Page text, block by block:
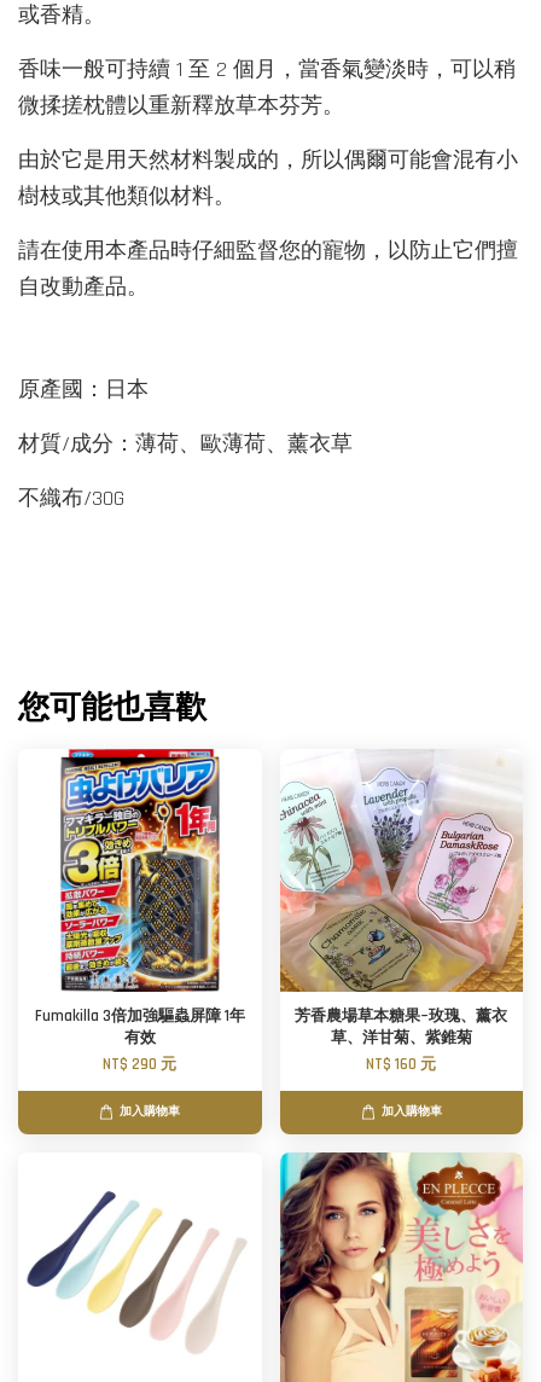
或香精。
香味一般可持續 1 至 2 個月，當香氣變淡時，可以稍
微揉搓枕體以重新釋放草本芬芳。
由於它是用天然材料製成的，所以偶爾可能會混有小
樹枝或其他類似材料。
請在使用本產品時仔細監督您的寵物，以防止它們擅
自改動產品。
原產國：日本
材質/成分：薄荷、歐薄荷、薰衣草
不織布/30G
您可能也喜歡
Fumakilla 3倍加強驅蟲屏障 1年
有效
NT$ 290 元
加入購物車
芳香農場草本糖果~玫瑰、薰衣
草、洋甘菊、紫錐菊
NT$ 160 元
加入購物車